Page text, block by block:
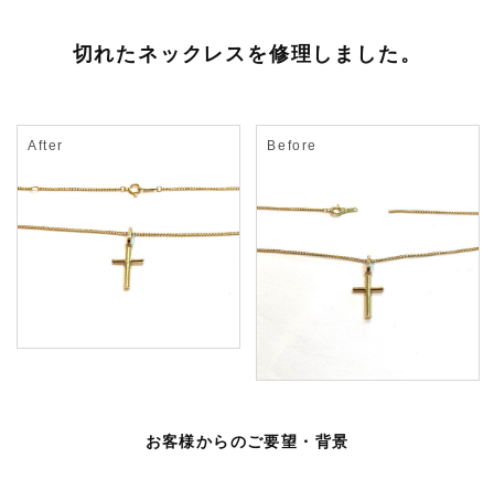
切れたネックレスを修理しました。
お客様からのご要望・背景